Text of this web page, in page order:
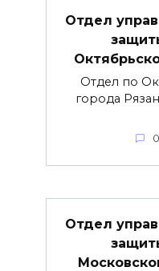
Отдел
Отдел по
города
0
Отдел